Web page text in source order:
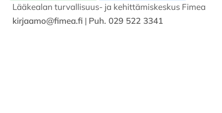
Lääkealan turvallisuus- ja kehittämiskeskus Fimea
kirjaamo@fimea.fi | Puh. 029 522 3341